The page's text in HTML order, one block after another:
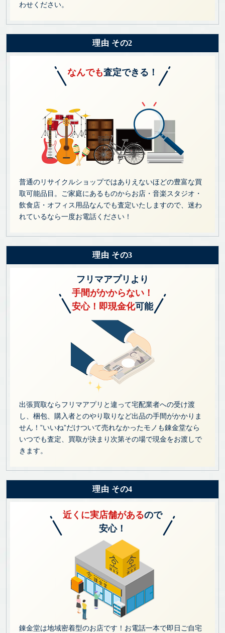
わせください。
理由 その2
なんでも査定できる！
普通のリサイクルショップではありえないほどの豊富な買
取可能品目。ご家庭にあるものからお店・音楽スタジオ・
飲食店・オフィス用品なんでも査定いたしますので、迷わ
れているなら一度お電話ください！
理由 その3
フリマアプリより
手間がかからない！
安心！即現金化可能
出張買取ならフリマアプリと違って宅配業者への受け渡
し、梱包、購入者とのやり取りなど出品の手間がかかりま
せん！”いいね”だけついて売れなかったモノも錬金堂なら
いつでも査定、買取が決まり次第その場で現金をお渡しで
きます。
理由 その4
近くに実店舗があるので
安心！
錬金堂は地域密着型のお店です！お電話一本で即日ご自宅